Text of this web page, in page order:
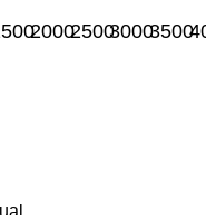
2000250030003500